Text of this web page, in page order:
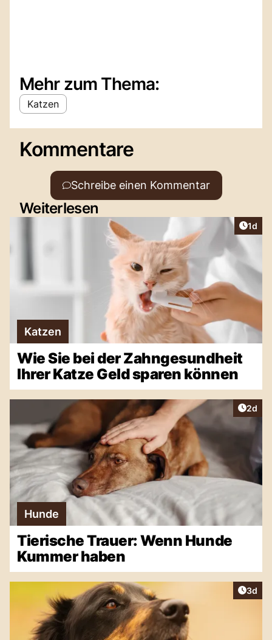
Mehr zum Thema:
Katzen
Kommentare
Schreibe einen Kommentar
Weiterlesen
1d
Katzen
Wie Sie bei der Zahngesundheit
Ihrer Katze Geld sparen können
2d
Hunde
Tierische Trauer: Wenn Hunde
Kummer haben
3d